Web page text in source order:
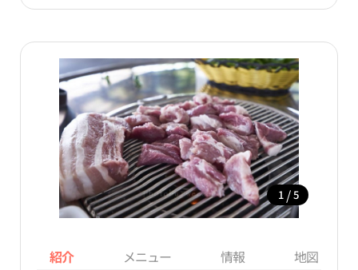
1 / 5
紹介 メニュー 情報 地図